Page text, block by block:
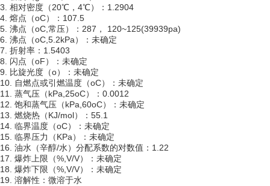
3. 相对密度（20℃，4℃）：1.2904
4. 熔点（oC）：107.5
5. 沸点（oC,常压）：287， 120~125(39939pa)
6. 沸点（oC,5.2kPa）：未确定
7. 折射率：1.5403
8. 闪点（oF）：未确定
9. 比旋光度（o）：未确定
10. 自燃点或引燃温度（oC）：未确定
11. 蒸气压（kPa,25oC）：0.0012
12. 饱和蒸气压（kPa,60oC）：未确定
13. 燃烧热（KJ/mol）：55.1
14. 临界温度（oC）：未确定
15. 临界压力（KPa）：未确定
16. 油水（辛醇/水）分配系数的对数值：1.22
17. 爆炸上限（%,V/V）：未确定
18. 爆炸下限（%,V/V）：未确定
19. 溶解性：微溶于水